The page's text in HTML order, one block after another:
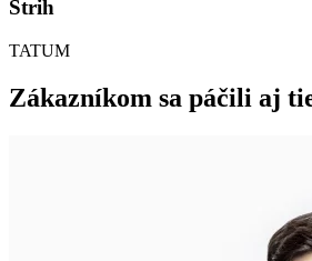
Strih
TATUM
Zákazníkom sa páčili aj